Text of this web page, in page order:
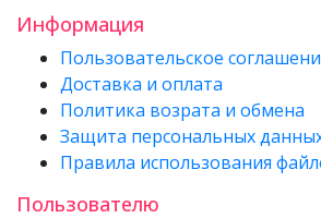
Информация
Пользовательское
Доставка и оплата
Политика возрата и обмена
Защита персональных
Правила использования
Пользователю